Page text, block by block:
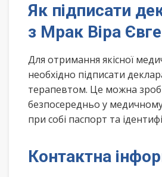
Як підписати
з Мрак Віра
Для отримання якісної
необхідно підписати
терапевтом. Це можна
безпосередньо у
при собі паспорт та
Контактна